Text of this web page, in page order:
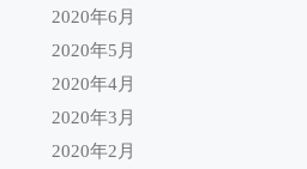
2020年6月
2020年5月
2020年4月
2020年3月
2020年2月